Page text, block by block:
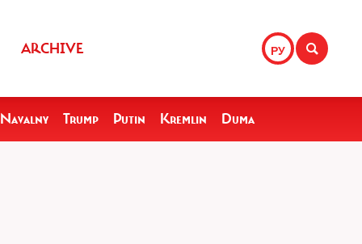
РУ
ARCHIVE
Navalny Trump Putin Kremlin Duma